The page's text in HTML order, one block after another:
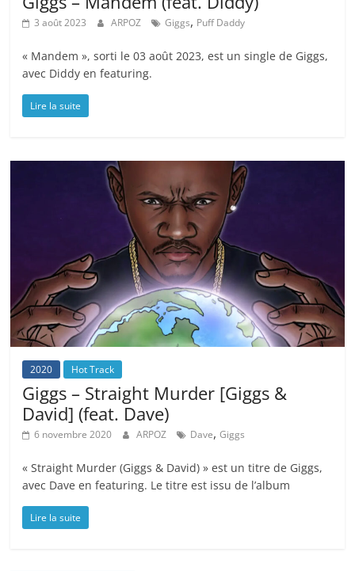
3 août 2023 ARPOZ Giggs, Puff Daddy
« Mandem », sorti le 03 août 2023, est un single de Giggs,
avec Diddy en featuring.
Lire la suite
2020 Hot Track
Giggs – Straight Murder [Giggs &
David] (feat. Dave)
6 novembre 2020 ARPOZ Dave,Giggs
« Straight Murder (Giggs & David) » est un titre de Giggs,
avec Dave en featuring. Le titre est issu de l’album
Lire la suite